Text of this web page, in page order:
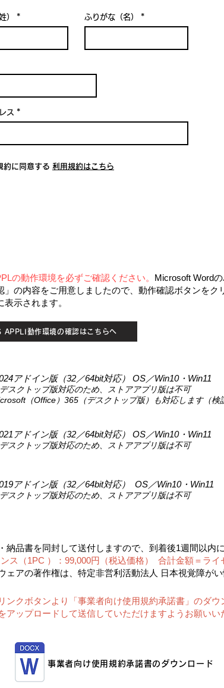
） ふりがな（名）
ス
約に同意する 利用規約はこちら
の動作環境を必ずご確認ください。 Microsoft Word
」の内容をご用意しましたので、動作確認ボタンを
表示されます。
APPLI動作環境の確認はこちらへ
アドイン版（32／64bit対応） OS／Win10・Win11
デスクトップ版対応のため、 ストアアプリ版は不可
（Office）365（デスクトップ版）も対応します（検
アドイン版（32／64bit対応） OS／Win10・Win11
デスクトップ版対応のため、 ストアアプリ版は不可
アドイン版（32／64bit対応） OS／Win10・Win11
デス クトップ版対応のため、ストアアプリ版は不可
納品書を同封して送付しますので、到着後1週間以内
ス（1PC ）：99,000円（税込価格） 合計金額＝ライ
ェアの著作権は、特定非営利活動法人 日本視覚障がい
ンクボタンより「事業者向け使用規約承諾書」のダ
アップロードして送信していただけますようお願いい
事業者向け使用規約承諾書のダウンロード